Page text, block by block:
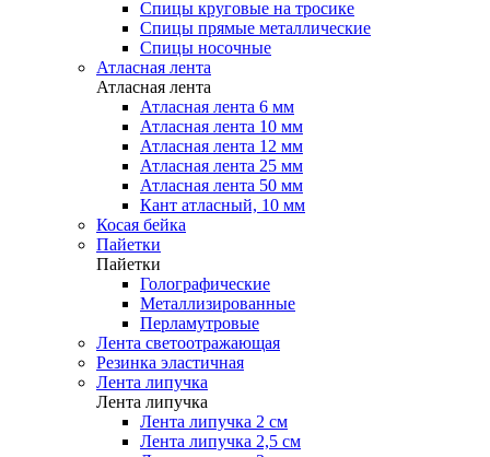
Спицы круговые на тросике
Спицы прямые металлические
Спицы носочные
Атласная лента
Атласная лента
Атласная лента 6 мм
Атласная лента 10 мм
Атласная лента 12 мм
Атласная лента 25 мм
Атласная лента 50 мм
Кант атласный, 10 мм
Косая бейка
Пайетки
Пайетки
Голографические
Металлизированные
Перламутровые
Лента светоотражающая
Резинка эластичная
Лента липучка
Лента липучка
Лента липучка 2 см
Лента липучка 2,5 см